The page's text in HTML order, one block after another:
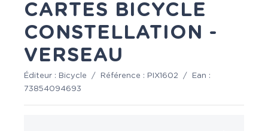
CARTES BICYCLE
CONSTELLATION -
VERSEAU
Éditeur : Bicycle / Référence : PIX1602 /
Ean :
73854094693